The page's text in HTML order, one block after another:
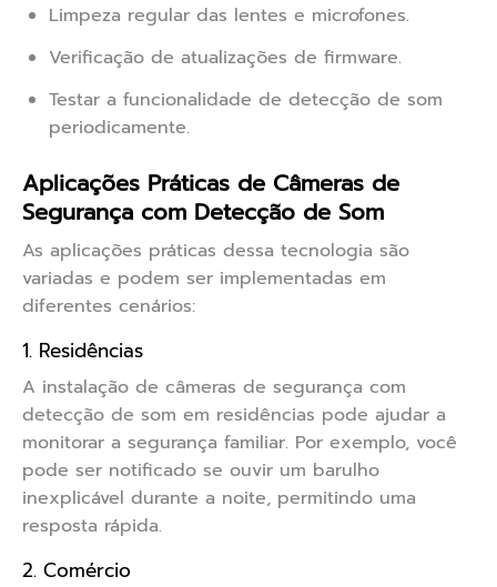
Limpeza regular das lentes e microfones.
Verificação de atualizações de firmware.
Testar a funcionalidade de detecção de som
periodicamente.
Aplicações Práticas de Câmeras de
Segurança com Detecção de Som
As aplicações práticas dessa tecnologia são
variadas e podem ser implementadas em
diferentes cenários:
1. Residências
A instalação de câmeras de segurança com
detecção de som em residências pode ajudar a
monitorar a segurança familiar. Por exemplo, você
pode ser notificado se ouvir um barulho
inexplicável durante a noite, permitindo uma
resposta rápida.
2. Comércio